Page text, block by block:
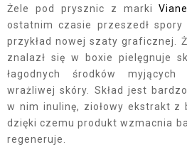
Żele pod prysznic z marki
ostatnim czasie przeszedł
przykład nowej szaty graficznej.
znalazł się w boxie pielęgnuje
łagodnych środków
wrażliwej skóry. Skład jest
w nim inulinę, ziołowy ekstrakt z
dzięki czemu produkt wzmacnia
regeneruje.